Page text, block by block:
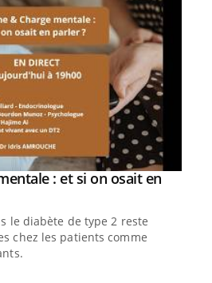
: et si on osait en
le diabète de type 2 reste
chez les patients comme